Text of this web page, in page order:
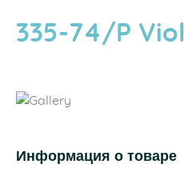
335-74/P
Информация о товаре